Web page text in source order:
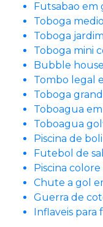
Futsabao em
Toboga
Toboga
Toboga mini
Bubble
Tombo legal
Toboga
Toboagua
Toboagua
Piscina de
Futebol de
Piscina
Chute a gol
Guerra de
Inflaveis para